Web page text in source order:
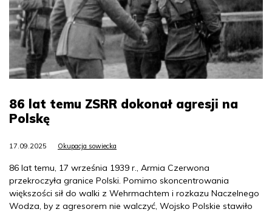
86 lat temu ZSRR dokonał agresji na
Polskę
17.09.2025 Okupacja sowiecka
86 lat temu, 17 września 1939 r., Armia Czerwona
przekroczyła granice Polski. Pomimo skoncentrowania
większości sił do walki z Wehrmachtem i rozkazu Naczelnego
Wodza, by z agresorem nie walczyć, Wojsko Polskie stawiło